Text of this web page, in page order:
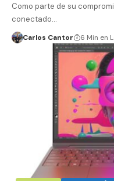
Como parte de su
conectado…
Carlos Cantor 6 Min en